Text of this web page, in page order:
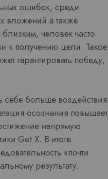
ошибок, среди
вложений а также
человек часто
к получению цели. Такое
гарантировать победу,
себе больше воздействия
осознания повышает
напрямую
Get X. В итоге
«почти
результату.